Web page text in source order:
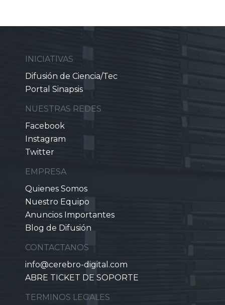
INICIATIVAS
Difusión de Ciencia/Tec
Portal Sinapsis
NUESTRAS REDES
Facebook
Instagram
Twitter
EMPRESA
Quienes Somos
Nuestro Equipo
Anuncios Importantes
Blog de Difusión
CONTACTANOS
info@cerebro-digital.com
ABRE TICKET DE SOPORTE
TERMINOS LEGALES